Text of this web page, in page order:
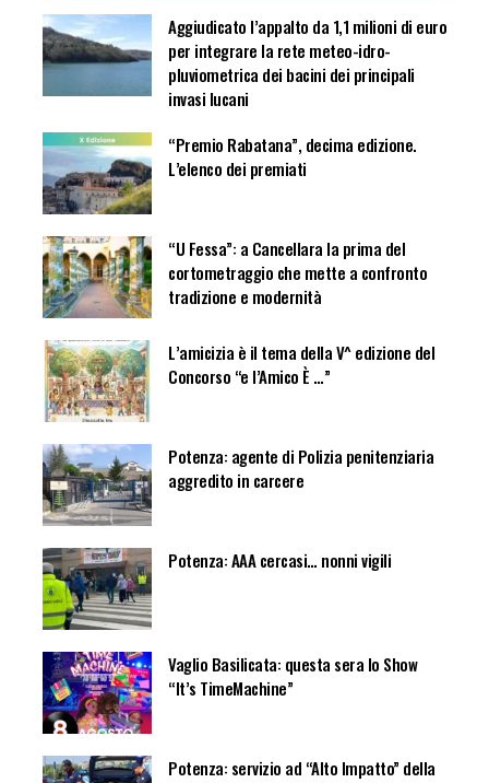
Aggiudicato l’appalto da 1,1 milioni di euro
per integrare la rete meteo-idro-
pluviometrica dei bacini dei principali
invasi lucani
“Premio Rabatana”, decima edizione.
L’elenco dei premiati
“U Fessa”: a Cancellara la prima del
cortometraggio che mette a confronto
tradizione e modernità
L’amicizia è il tema della V^ edizione del
Concorso “e l’Amico È …”
Potenza: agente di Polizia penitenziaria
aggredito in carcere
Potenza: AAA cercasi… nonni vigili
Vaglio Basilicata: questa sera lo Show
“It’s TimeMachine”
Potenza: servizio ad “Alto Impatto” della